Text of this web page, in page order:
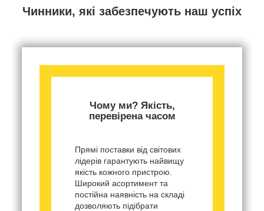
Чинники, які забезпечують наш успіх
Чому ми? Якість,
перевірена часом
Прямі поставки від світових
лідерів гарантують найвищу
якість кожного пристрою.
Широкий асортимент та
постійна наявність на складі
дозволяють підібрати